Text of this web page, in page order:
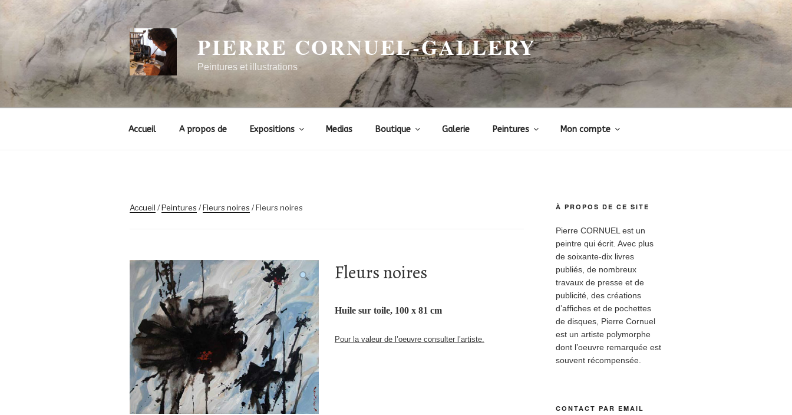
principal
PIERRE CORNUEL-GALLERY
Peintures et illustrations
Accueil A propos de Expositions Medias Boutique Galerie Peintures Mon compte
Accueil /Peintures /Fleurs noires / Fleurs noires
Fleurs noires
Huile sur toile, 100 x 81 cm
Pour la valeur de l’oeuvre consulter l’artiste.
À PROPOS DE CE SITE
Pierre CORNUEL est un
peintre qui écrit. Avec plus
de soixante-dix livres
publiés, de nombreux
travaux de presse et de
publicité, des créations
d’affiches et de pochettes
de disques, Pierre Cornuel
est un artiste polymorphe
dont l’oeuvre remarquée est
souvent récompensée.
CONTACT PAR EMAIL